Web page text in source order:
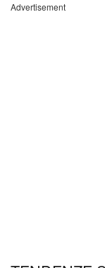
Advertisement